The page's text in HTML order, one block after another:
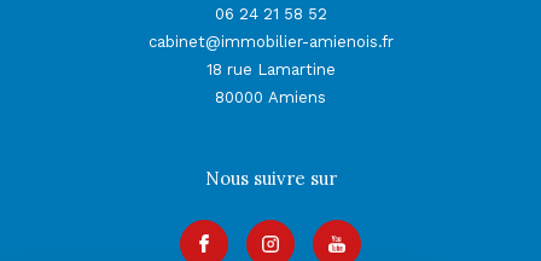
06 24 21 58 52
cabinet@immobilier-amienois.fr
18 rue Lamartine
80000
Amiens
Nous suivre sur